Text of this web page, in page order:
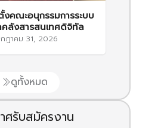
คณะอนุกรรมการระบบ
คลังสารสนเทศดิจิทัล
ฎาคม 31, 2026
ดูทั้งหมด
ศรับสมัครงาน